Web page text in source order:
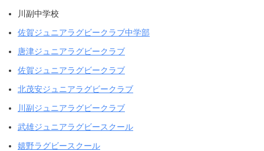
川副中学校
佐賀ジュニアラグビークラブ中学部
唐津ジュニアラグビークラブ
佐賀ジュニアラグビークラブ
北茂安ジュニアラグビークラブ
川副ジュニアラグビークラブ
武雄ジュニアラグビースクール
嬉野ラグビースクール